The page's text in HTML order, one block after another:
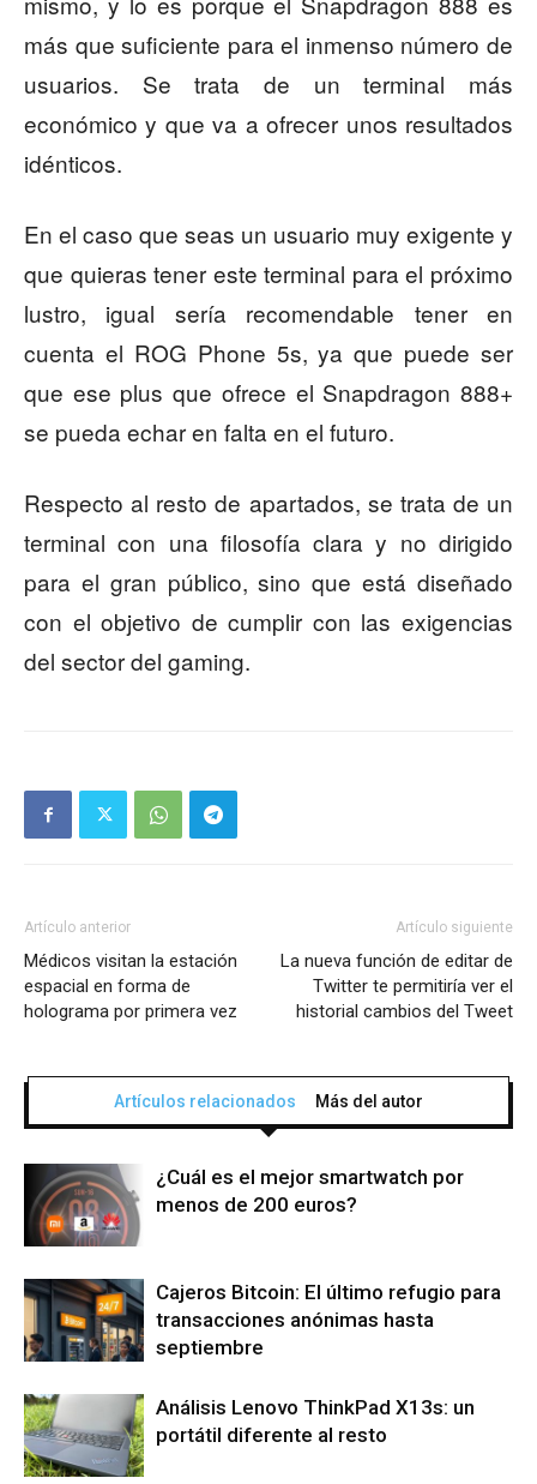
más que suficiente para el inmenso número de
usuarios. Se trata de un terminal más
económico y que va a ofrecer unos resultados
idénticos.
En el caso que seas un usuario muy exigente y
que quieras tener este terminal para el próximo
lustro, igual sería recomendable tener en
cuenta el ROG Phone 5s, ya que puede ser
que ese plus que ofrece el Snapdragon 888+
se pueda echar en falta en el futuro.
Respecto al resto de apartados, se trata de un
terminal con una filosofía clara y no dirigido
para el gran público, sino que está diseñado
con el objetivo de cumplir con las exigencias
del sector del gaming.
Artículo anterior
Médicos visitan la estación
espacial en forma de
holograma por primera vez
Artículo siguiente
La nueva función de editar de
Twitter te permitiría ver el
historial cambios del Tweet
Artículos relacionados Más del autor
¿Cuál es el mejor smartwatch por
menos de 200 euros?
Cajeros Bitcoin: El último refugio para
transacciones anónimas hasta
septiembre
Análisis Lenovo ThinkPad X13s: un
portátil diferente al resto